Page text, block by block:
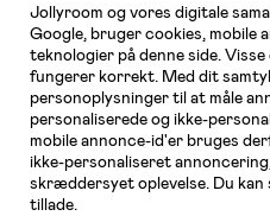
6 TILBAGE
Jollyroom og vores digitale
Google, bruger cookies, mobile
teknologier på denne side.
fungerer korrekt. Med dit
personoplysninger til at måle
personaliserede og ikke-
mobile annonce-id'er bruges
ikke-personaliseret
skræddersyet oplevelse. Du kan
tillade.